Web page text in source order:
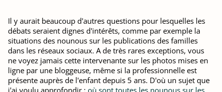
Il y aurait beaucoup d'autres questions pour lesquelles les
débats seraient dignes d'intérêts, comme par exemple la
situations des nounous sur les publications des familles
dans les réseaux sociaux. A de très rares exceptions, vous
ne voyez jamais cette intervenante sur les photos mises en
ligne par une bloggeuse, même si la professionnelle est
présente auprès de l'enfant depuis 5 ans. D'où un sujet que
j'ai voulu approfondir : où sont toutes les nounous sur les